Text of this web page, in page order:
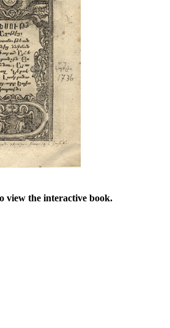
view the interactive book.